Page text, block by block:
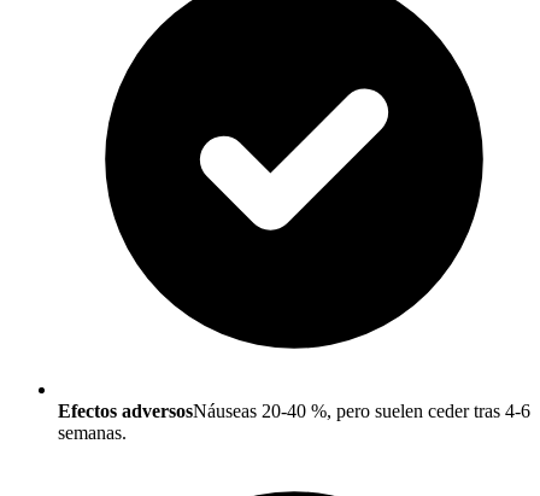
Efectos adversosNáuseas 20-40 %, pero suelen ceder tras 4-6
semanas.